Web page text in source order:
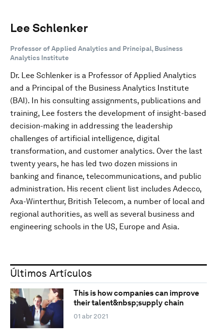
Lee Schlenker
Professor of Applied Analytics and Principal, Business
Analytics Institute
Dr. Lee Schlenker is a Professor of Applied Analytics
and a Principal of the Business Analytics Institute
(BAI). In his consulting assignments, publications and
training, Lee fosters the development of insight-based
decision-making in addressing the leadership
challenges of artificial intelligence, digital
transformation, and customer analytics. Over the last
twenty years, he has led two dozen missions in
banking and finance, telecommunications, and public
administration. His recent client list includes Adecco,
Axa-Winterthur, British Telecom, a number of local and
regional authorities, as well as several business and
engineering schools in the US, Europe and Asia.
Últimos Artículos
This is how companies can improve
their talent&nbsp;supply chain
01 abr 2021